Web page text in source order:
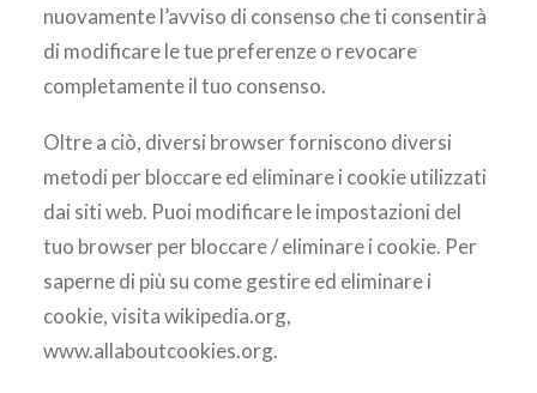
nuovamente l’avviso di consenso che ti consentirà
di modificare le tue preferenze o revocare
completamente il tuo consenso.
Oltre a ciò, diversi browser forniscono diversi
metodi per bloccare ed eliminare i cookie utilizzati
dai siti web. Puoi modificare le impostazioni del
tuo browser per bloccare / eliminare i cookie. Per
saperne di più su come gestire ed eliminare i
cookie, visita wikipedia.org,
www.allaboutcookies.org.